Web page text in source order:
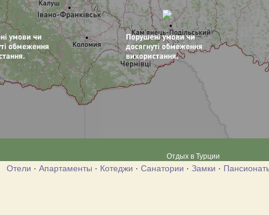
Отдых в Турции
Отели · Апартаменты · Котеджи · Санатории · Замки ·